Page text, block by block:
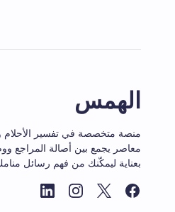
الهمس
منصة متخصصة في تفسير الأحلام
معاصر يجمع بين أصالة المراجع
بعناية ليمكّنك من فهم رسائل